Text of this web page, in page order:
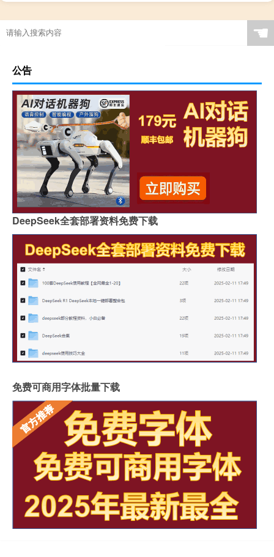
☚
公告
DeepSeek全套部署资料免费下载
免费可商用字体批量下载